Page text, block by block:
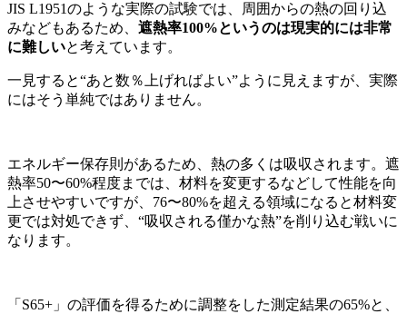
JIS L1951のような実際の試験では、周囲からの熱の回り込
みなどもあるため、 遮熱率100%というのは現実的には非常
に難しいと考えています。
一見すると“あと数％上げればよい”ように見えますが、実際
にはそう単純ではありません。
エネルギー保存則があるため、熱の多くは吸収されます。遮
熱率50〜60%程度までは、材料を変更するなどして性能を向
上させやすいですが、76〜80%を超える領域になると材料変
更では対処できず、“吸収される僅かな熱”を削り込む戦いに
なります。
「S65+」の評価を得るために調整をした測定結果の65%と、